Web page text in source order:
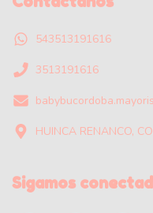
543513191616
3513191616
HUINCA RENANCO,
Sigamos